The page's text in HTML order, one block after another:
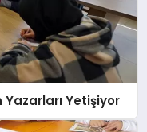
Yetişiyor